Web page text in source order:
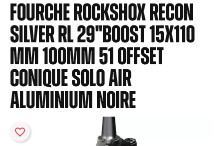
FOURCHE ROCKSHOX RECON
SILVER RL 29"BOOST 15x110
mm 100mm 51 OFFSET
CONIQUE SOLO AIR
ALUMINIUM NOIRE
favorite_border